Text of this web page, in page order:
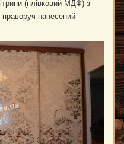
(плівковий МДФ) з
нанесений